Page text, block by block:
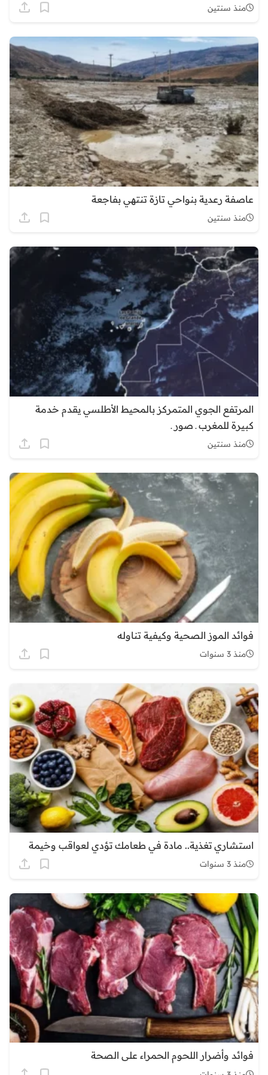
منذ سنتين
عاصفة رعدية بنواحي تازة تنتهي بفاجعة
منذ سنتين
المرتفع الجوي المتمركز بالمحيط الأطلسي يقدم خدمة
كبيرة للمغرب ـ صور ـ
منذ سنتين
فوائد الموز الصحية وكيفية تناوله
منذ 3 سنوات
استشاري تغذية.. مادة في طعامك تؤدي لعواقب وخيمة
منذ 3 سنوات
فوائد وأضرار اللحوم الحمراء على الصحة